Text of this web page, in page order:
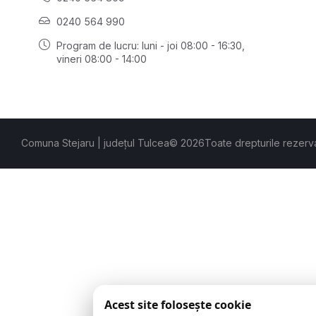
0240 564 990
Program de lucru: luni - joi 08:00 - 16:30,
vineri 08:00 - 14:00
Comuna Stejaru | județul Tulcea© 2026Toate drepturile
Acest site folosește cookie